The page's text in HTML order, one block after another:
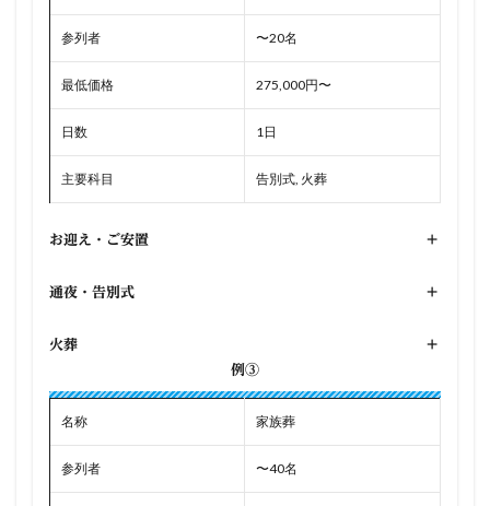
参列者 〜20名
最低価格 275,000円〜
日数 1日
主要科目 告別式, 火葬
お迎え・ご安置 +
通夜・告別式 +
火葬
+
例③
名称 家族葬
参列者 〜40名